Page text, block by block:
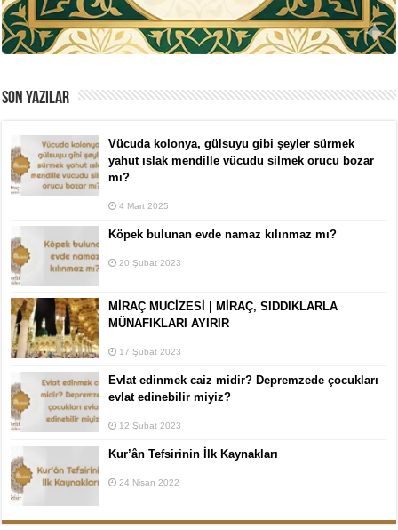
SON YAZILAR
Vücuda kolonya, gülsuyu gibi şeyler sürmek
yahut ıslak mendille vücudu silmek orucu bozar
mı?
4 Mart 2025
Köpek bulunan evde namaz kılınmaz mı?
20 Şubat 2023
MİRAÇ MUCİZESİ | MİRAÇ, SIDDIKLARLA
MÜNAFIKLARI AYIRIR
17 Şubat 2023
Evlat edinmek caiz midir? Depremzede çocukları
evlat edinebilir miyiz?
12 Şubat 2023
Kur’ân Tefsirinin İlk Kaynakları
24 Nisan 2022